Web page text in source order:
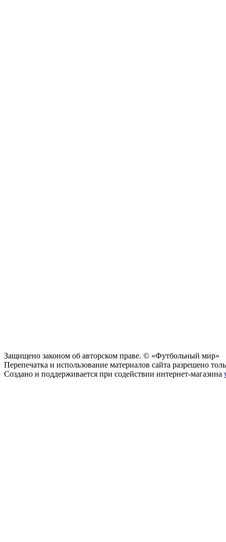
Защищено законом об авторском праве. © «Футбольный мир»
Перепечатка и использование материалов сайта разрешено
Создано и поддерживается при содействии интернет-магазина